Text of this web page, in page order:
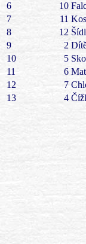
6
10
7
11 Kos
8
12
9
2
10
5
11
6
12
7
13
4